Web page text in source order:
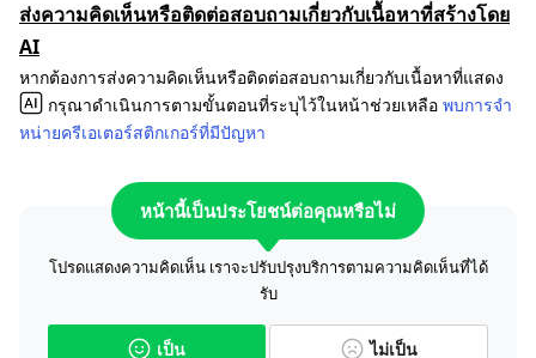
ส่งความคิดเห็นหรือติดต่อสอบถามเกี่ยวกับเนื้อหาที่สร้างโดย
AI
หากต้องการส่งความคิดเห็นหรือติดต่อสอบถามเกี่ยวกับเนื้อหาที่แสดง
กรุณาดำเนินการตามขั้นตอนที่ระบุไว้ในหน้าช่วยเหลือ พบการจำ
หน่ายครีเอเตอร์สติกเกอร์ที่มีปัญหา
หน้านี้เป็นประโยชน์ต่อคุณหรือไม่
โปรดแสดงความคิดเห็น เราจะปรับปรุงบริการตามความคิดเห็นที่ได้
รับ
เป็น ไม่เป็น